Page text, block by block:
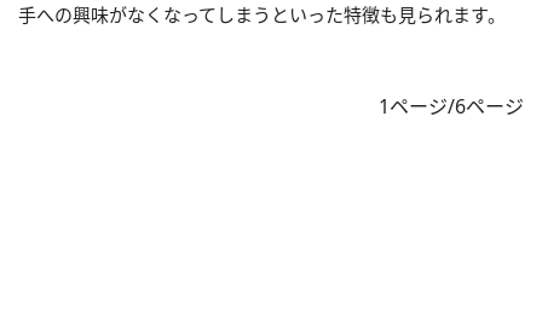
手への興味がなくなってしまうといった特徴も見られます。
1ページ/6ページ